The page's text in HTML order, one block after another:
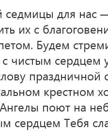
седмицы для нас
их с
Будем
чистым сердцем
праздничной
крестном
поют на
сердцем Тебя